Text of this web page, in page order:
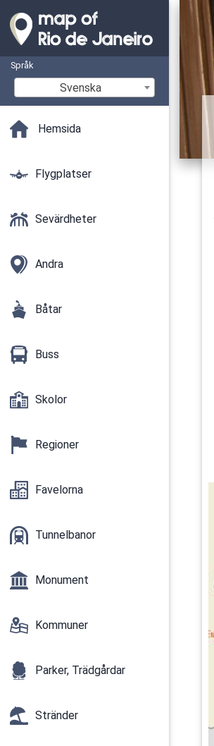
Språk
Svenska
Hemsida
Flygplatser
Sevärdheter
Andra
Båtar
Buss
Skolor
Regioner
Favelorna
Tunnelbanor
Monument
Kommuner
Parker, Trädgårdar
Stränder